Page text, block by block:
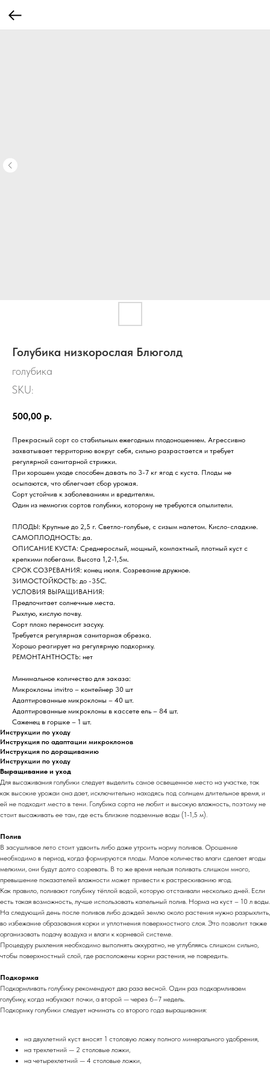
Голубика низкорослая Блюголд
голубика
SKU:
500,00 р.
Прекрасный сорт со стабильным ежегодным плодоношением. Агрессивно
захватывает территорию вокруг себя, сильно разрастается и требует
регулярной санитарной стрижки.
При хорошем уходе способен давать по 3-7 кг ягод с куста. Плоды не
осыпаются, что облегчает сбор урожая.
Сорт устойчив к заболеваниям и вредителям.
Один из немногих сортов голубики, которому не требуются опылители.
ПЛОДЫ: Крупные до 2,5 г. Светло-голубые, с сизым налетом. Кисло-сладкие.
САМОПЛОДНОСТЬ: да.
ОПИСАНИЕ КУСТА: Среднерослый, мощный, компактный, плотный куст с
крепкими побегами. Высота 1,2-1,5м.
СРОК СОЗРЕВАНИЯ: конец июля. Созревание дружное.
ЗИМОСТОЙКОСТЬ: до -35С.
УСЛОВИЯ ВЫРАЩИВАНИЯ:
Предпочитает солнечные места.
Рыхлую, кислую почву.
Сорт плохо переносит засуху.
Требуется регулярная санитарная обрезка.
Хорошо реагирует на регулярную подкормку.
РЕМОНТАНТНОСТЬ: нет
Минимальное количество для заказа:
Микроклоны invitro – контейнер 30 шт
Адаптированные микроклоны – 40 шт.
Адаптированные микроклоны в кассете ель – 84 шт.
Саженец в горшке – 1 шт.
Инструкции по уходу
Инструкция по адаптации микроклонов
Инструкция по доращиванию
Инструкции по уходу
Выращивание и уход
Для высаживания голубики следует выделить самое освещенное место на участке, так
как высокие урожаи она дает, исключительно находясь под солнцем длительное время, и
ей не подходит место в тени. Голубика сорта не любит и высокую влажность, поэтому не
стоит высаживать ее там, где есть близкие подземные воды (1-1,5 м).
Полив
В засушливое лето стоит удвоить либо даже утроить норму поливов. Орошение
необходимо в период, когда формируются плоды. Малое количество влаги сделает ягоды
мелкими, они будут долго созревать. В то же время нельзя поливать слишком много,
превышение показателей влажности может привести к растрескиванию ягод.
Как правило, поливают голубику тёплой водой, которую отстаивали несколько дней. Если
есть такая возможность, лучше использовать капельный полив. Норма на куст – 10 л воды.
На следующий день после поливов либо дождей землю около растения нужно разрыхлить,
во избежание образования корки и уплотнения поверхностного слоя. Это позволит также
организовать подачу воздуха и влаги к корневой системе.
Процедуру рыхления необходимо выполнять аккуратно, не углубляясь слишком сильно,
чтобы поверхностный слой, где расположены корни растения, не повредить.
Подкормка
Подкармливать голубику рекомендуют два раза весной. Один раз подкармливаем
голубику, когда набухают почки, а второй — через 6–7 недель.
Подкормку голубики следует начинать со второго года выращивания:
на двухлетний куст вносят 1 столовую ложку полного минерального удобрения,
на трехлетний — 2 столовые ложки,
на четырехлетний — 4 столовые ложки,